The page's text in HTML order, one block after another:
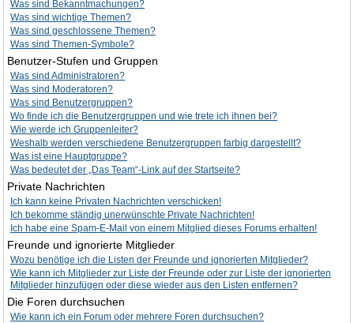
Was sind Bekanntmachungen?
Was sind wichtige Themen?
Was sind geschlossene Themen?
Was sind Themen-Symbole?
Benutzer-Stufen und Gruppen
Was sind Administratoren?
Was sind Moderatoren?
Was sind Benutzergruppen?
Wo finde ich die Benutzergruppen und wie trete ich ihnen bei?
Wie werde ich Gruppenleiter?
Weshalb werden verschiedene Benutzergruppen farbig dargestellt?
Was ist eine Hauptgruppe?
Was bedeutet der „Das Team“-Link auf der Startseite?
Private Nachrichten
Ich kann keine Privaten Nachrichten verschicken!
Ich bekomme ständig unerwünschte Private Nachrichten!
Ich habe eine Spam-E-Mail von einem Mitglied dieses Forums erhalten!
Freunde und ignorierte Mitglieder
Wozu benötige ich die Listen der Freunde und ignorierten Mitglieder?
Wie kann ich Mitglieder zur Liste der Freunde oder zur Liste der ignorierten
Mitglieder hinzufügen oder diese wieder aus den Listen entfernen?
Die Foren durchsuchen
Wie kann ich ein Forum oder mehrere Foren durchsuchen?